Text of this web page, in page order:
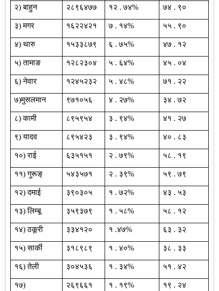
२)बाहुन २८९६४७७ १२ . ७४% ७४ . ९०
३)मगर १६२२४२१ ७ . १४% ५५ . ९०
४)थारु १५३३८७९ ६ . ७५% ४७ . १२
५)तामाङ १२८२३०४ ५ . ६४% ४५ . ०४
६)नेवार १२४५२३२ ५ . ४८% ७१ . २२
७)मुसलमान ९७१०५६ ४ . २७% ३४ . ७२
८)कामी ८९५९५४ ३ . ९४% ४१ . २७
९)यादव ८९५४२३ ३ . ९४% ४० . ८३
१०)राई ६३५१५१ २ . ७९% ५८ . १९
११)गुरूङ् ५४३५७१ २ . ३९% ५९ . ७९
१२)दमाई ३९०३०५ १ . ७२% ४३ . ५३
१३)लिम्बू ३५९३७९ १ . ५८% ५८ . १२
१४)ठकूरी ३३४१२० १ .४७% ६३ . ३२
१५)सार्की ३१८९८९ १ . ४०% ३८ . ३३
१६)तेली ३०४५३६ १ . ३४% ५१ . ४२
१७) २६९६६१ १ . १९% १९ . २४